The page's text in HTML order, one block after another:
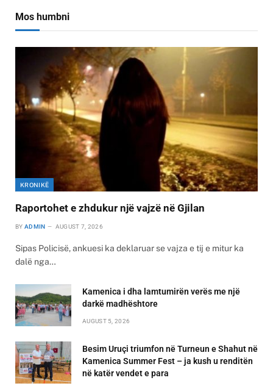
Mos humbni
KRONIKË
Raportohet e zhdukur një vajzë në Gjilan
BY ADMIN AUGUST 7, 2026
Sipas Policisë, ankuesi ka deklaruar se vajza e tij e mitur ka
dalë nga…
Kamenica i dha lamtumirën verës me një
darkë madhështore
AUGUST 5, 2026
Besim Uruçi triumfon në Turneun e Shahut në
Kamenica Summer Fest – ja kush u renditën
në katër vendet e para